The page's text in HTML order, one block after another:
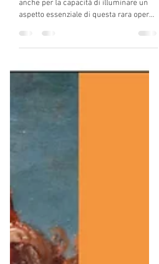
Una recensione di altissimo spessore,
aspetto essenziale di questa rara opera
di Flaubert, La...